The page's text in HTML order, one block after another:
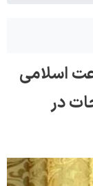
جماعت اسلامی
در